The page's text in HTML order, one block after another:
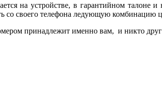
на устройстве, в гарантийном талоне
со своего телефона ледующую комбинацию
принадлежит именно вам, и никто